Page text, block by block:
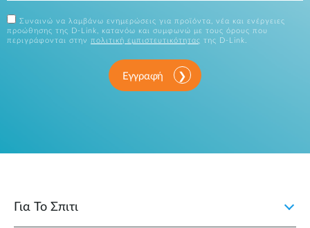
Συναινώ να λαμβάνω ενημερώσεις για προϊόντα, νέα και ενέργειες
προώθησης της D-Link, κατανόω και συμφωνώ με τους όρους που
περιγράφονται στην πολιτική εμπιστευτικότητας της D-Link.
Εγγραφή
Για Το Σπιτι